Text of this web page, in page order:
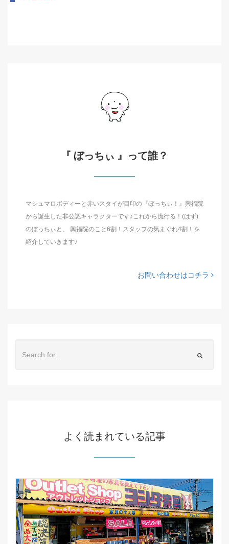
『 ぼっちぃ 』って誰？
マシュマロボディーと赤いスタイが目印の『ぼっちぃ！』興福院
から誕生した非公認キャラクターです♪これから流行る！(はず)
のぼっちぃと、 興福院のこと6割！スタッフの気まぐれ4割！を
紹介していきます♪
お問い合わせはコチラ
よく読まれている記事